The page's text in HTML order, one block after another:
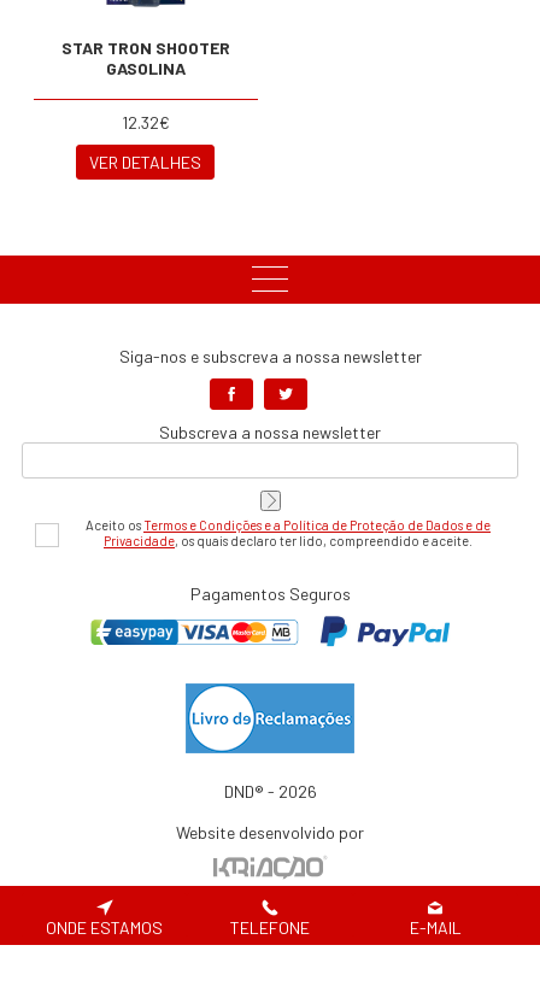
STAR TRON SHOOTER
GASOLINA
12.32€
VER DETALHES
Siga-nos e subscreva a nossa newsletter
Subscreva a nossa newsletter
Aceito osTermos e Condições e a Política de Proteção de Dados e de
Privacidade, os quais declaro ter lido, compreendido e aceite.
Pagamentos Seguros
DND® - 2026
Website desenvolvido por
Em caso de litígio de consumo, o consumir pode recorrer à seguinte entidade de
ONDE ESTAMOS TELEFONE E-MAIL